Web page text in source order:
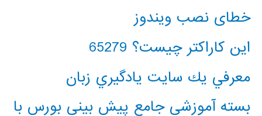
خطای نصب ویندوز
این کاراکتر چیست؟ 65279
معرفي يك سايت يادگيري زبان
بسته آموزشی جامع پیش بینی بورس با